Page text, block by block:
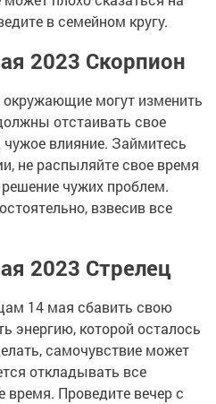
в семейном кругу.
2023 Скорпион
окружающие могут изменить
отстаивать свое
влияние. Займитесь
не распыляйте свое время
чужих проблем.
взвесив все
2023 Стрелец
14 мая сбавить свою
энергию, которой осталось
самочувствие может
откладывать все
Проведите вечер с